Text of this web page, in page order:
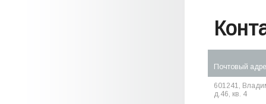
Почтовый
601241,
д.46, кв. 4